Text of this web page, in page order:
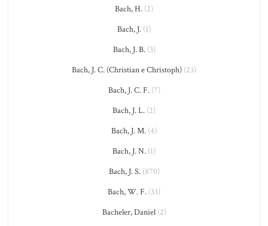
Bach, H. (2)
Bach, J. (1)
Bach, J. B.(3)
Bach, J. C. (Christian e Christoph) (23)
Bach, J. C. F.(7)
Bach, J. L. (2)
Bach, J. M. (4)
Bach, J. N. (1)
Bach, J. S.(870)
Bach, W. F. (33)
Bacheler, Daniel(2)